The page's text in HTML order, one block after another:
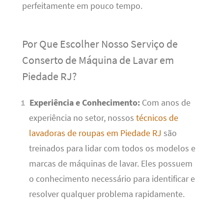
perfeitamente em pouco tempo.
Por Que Escolher Nosso Serviço de
Conserto de Máquina de Lavar em
Piedade RJ?
Experiência e Conhecimento: Com anos de
experiência no setor, nossos técnicos de
lavadoras de roupas em Piedade RJ são
treinados para lidar com todos os modelos e
marcas de máquinas de lavar. Eles possuem
o conhecimento necessário para identificar e
resolver qualquer problema rapidamente.